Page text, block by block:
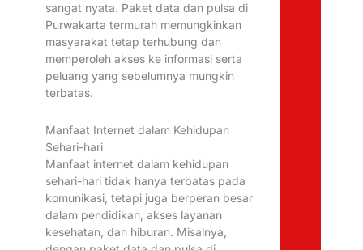
sangat nyata. Paket data dan pulsa di
Purwakarta termurah memungkinkan
masyarakat tetap terhubung dan
memperoleh akses ke informasi serta
peluang yang sebelumnya mungkin
terbatas.
Manfaat Internet dalam Kehidupan
Sehari-hari
Manfaat internet dalam kehidupan
sehari-hari tidak hanya terbatas pada
komunikasi, tetapi juga berperan besar
dalam pendidikan, akses layanan
kesehatan, dan hiburan. Misalnya,